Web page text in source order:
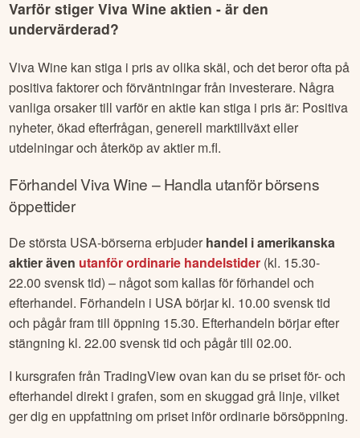
Varför stigerViva Wine aktien - är den
undervärderad?
Viva Wine kan stiga i pris av olika skäl, och det beror ofta på
positiva faktorer och förväntningar från investerare. Några
vanliga orsaker till varför en aktie kan stiga i pris är: Positiva
nyheter, ökad efterfrågan, generell marktillväxt eller
utdelningar och återköp av aktier m.fl.
FörhandelViva Wine – Handla utanför börsens
öppettider
De största USA-börserna erbjuder handel i amerikanska
aktier även utanför ordinarie handelstider (kl. 15.30-
22.00 svensk tid) – något som kallas för förhandel och
efterhandel. Förhandeln i USA börjar kl. 10.00 svensk tid
och pågår fram till öppning 15.30. Efterhandeln börjar efter
stängning kl. 22.00 svensk tid och pågår till 02.00.
I kursgrafen från TradingView ovan kan du se priset för- och
efterhandel direkt i grafen, som en skuggad grå linje, vilket
ger dig en uppfattning om priset inför ordinarie börsöppning.